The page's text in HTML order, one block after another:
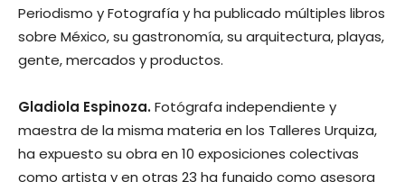
Periodismo y Fotografía y ha publicado múltiples libros
sobre México, su gastronomía, su arquitectura, playas,
gente, mercados y productos.
Gladiola Espinoza.Fotógrafa independiente y
maestra de la misma materia en los Talleres Urquiza,
ha expuesto su obra en 10 exposiciones colectivas
como artista y en otras 23 ha fungido como asesora